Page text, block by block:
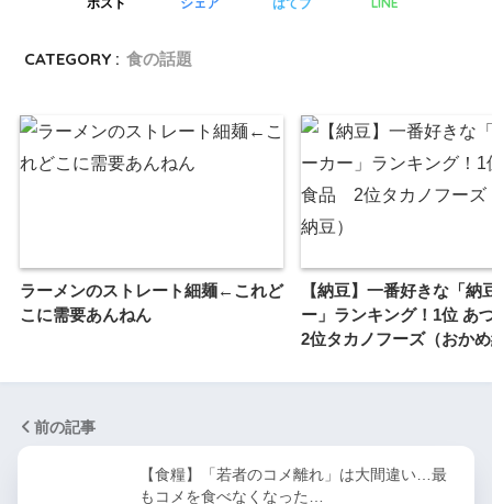
CATEGORY : 食の話題
ラーメンのストレート細麺←これど
こに需要あんねん
【納豆】一番好きな「納
ー」ランキング！1位
2位タカノフーズ（おか
前の記事
【食糧】「若者のコメ離れ」は大間違い…最
もコメを食べなくなった…